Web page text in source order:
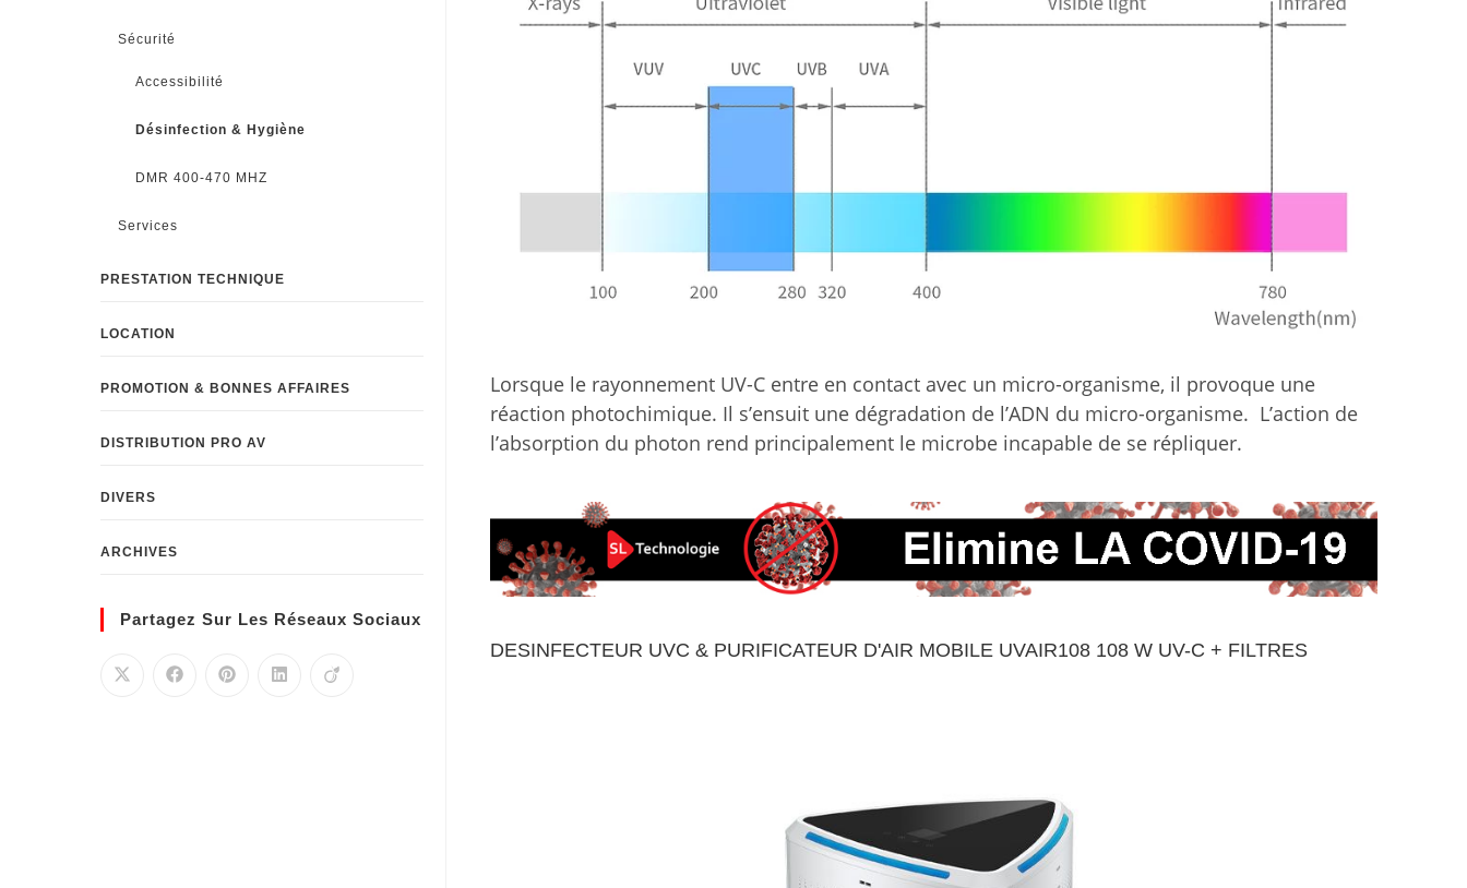
Lorsque le rayonnement UV-C entre en contact avec un micro-organisme, il provoque une
réaction photochimique. Il s’ensuit une dégradation de l’ADN du micro-organisme. L’action de
l’absorption du photon rend principalement le microbe incapable de se répliquer.
DESINFECTEUR UVC & PURIFICATEUR D'AIR MOBILE UVAIR108 108 W UV-C + FILTRES
Sécurité
Accessibilité
Désinfection & Hygiène
DMR 400-470 MHZ
Services
PRESTATION TECHNIQUE
LOCATION
PROMOTION & BONNES AFFAIRES
DISTRIBUTION PRO AV
DIVERS
ARCHIVES
Partagez Sur Les Réseaux Sociaux